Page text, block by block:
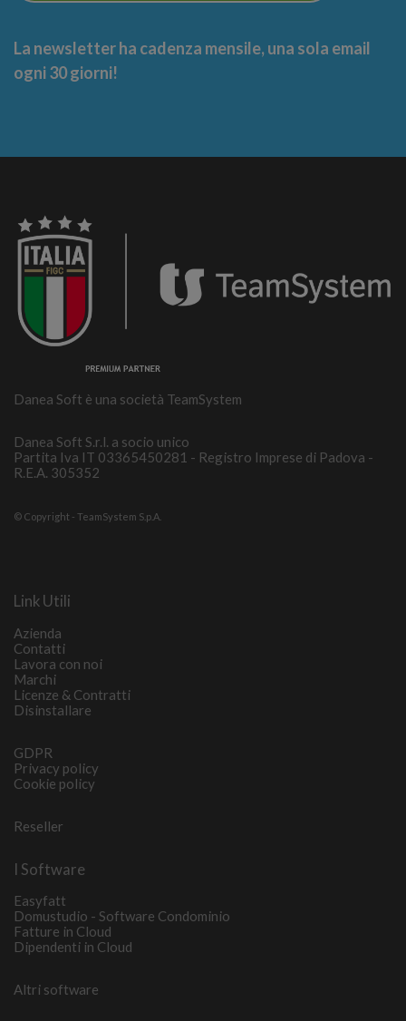
La newsletter ha cadenza mensile, una sola email
ogni 30 giorni!
Danea Soft è una società TeamSystem
Danea Soft S.r.l. a socio unico
Partita Iva IT 03365450281 - Registro Imprese di Padova -
R.E.A. 305352
© Copyright - TeamSystem S.p.A.
Link Utili
Azienda
Contatti
Lavora con noi
Marchi
Licenze & Contratti
Disinstallare
GDPR
Privacy policy
Cookie policy
Reseller
I Software
Easyfatt
Domustudio - Software Condominio
Fatture in Cloud
Dipendenti in Cloud
Altri software